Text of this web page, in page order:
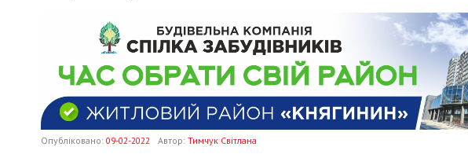
Опубліковано: 09-02-2022 Автор: Тимчук Світлана